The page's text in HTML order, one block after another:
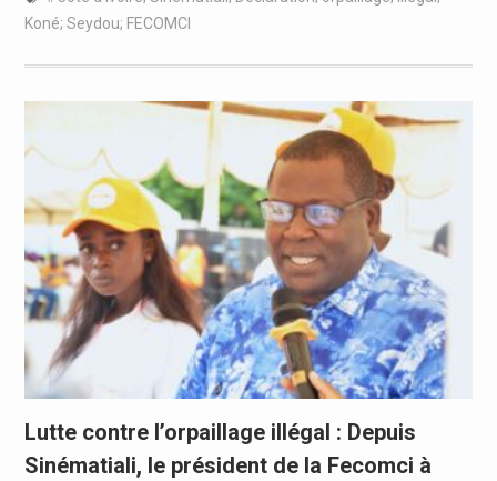
Koné; Seydou; FECOMCI
Lutte contre l’orpaillage illégal : Depuis
Sinématiali, le président de la Fecomci à